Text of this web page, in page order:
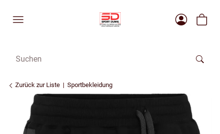
Zurück zur Liste Sportbekleidung